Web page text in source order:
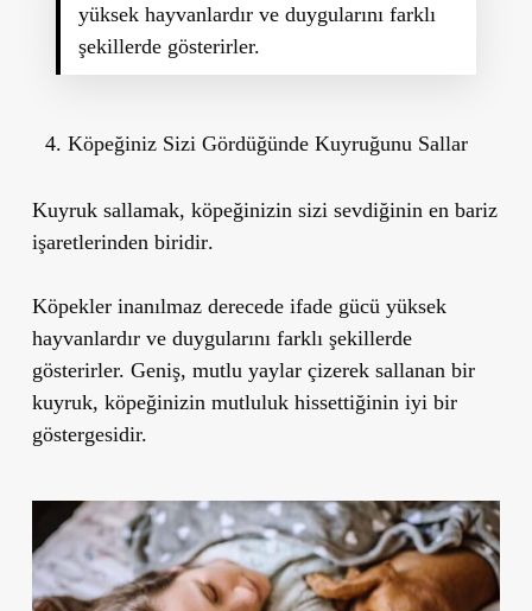
yüksek hayvanlardır ve duygularını farklı
şekillerde gösterirler.
Köpeğiniz Sizi Gördüğünde Kuyruğunu Sallar
Kuyruk sallamak, köpeğinizin sizi sevdiğinin en bariz
işaretlerinden biridir.
Köpekler inanılmaz derecede ifade gücü yüksek
hayvanlardır ve duygularını farklı şekillerde
gösterirler. Geniş, mutlu yaylar çizerek sallanan bir
kuyruk, köpeğinizin mutluluk hissettiğinin iyi bir
göstergesidir.